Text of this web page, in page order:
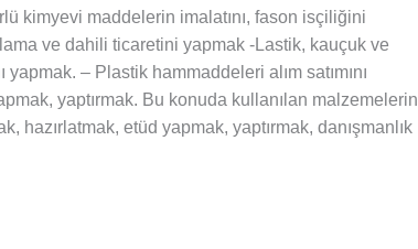
kimyevi maddelerin imalatını, fason isçiliğini
ve dahili ticaretini yapmak -Lastik, kauçuk ve
– Plastik hammaddeleri alım satımını
yaptırmak. Bu konuda kullanılan malzemelerin
hazırlatmak, etüd yapmak, yaptırmak, danışmanlık